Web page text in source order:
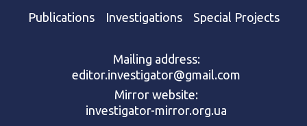
Publications Investigations Special Projects
Mailing address:
editor.investigator@gmail.com
Mirror website:
investigator-mirror.org.ua